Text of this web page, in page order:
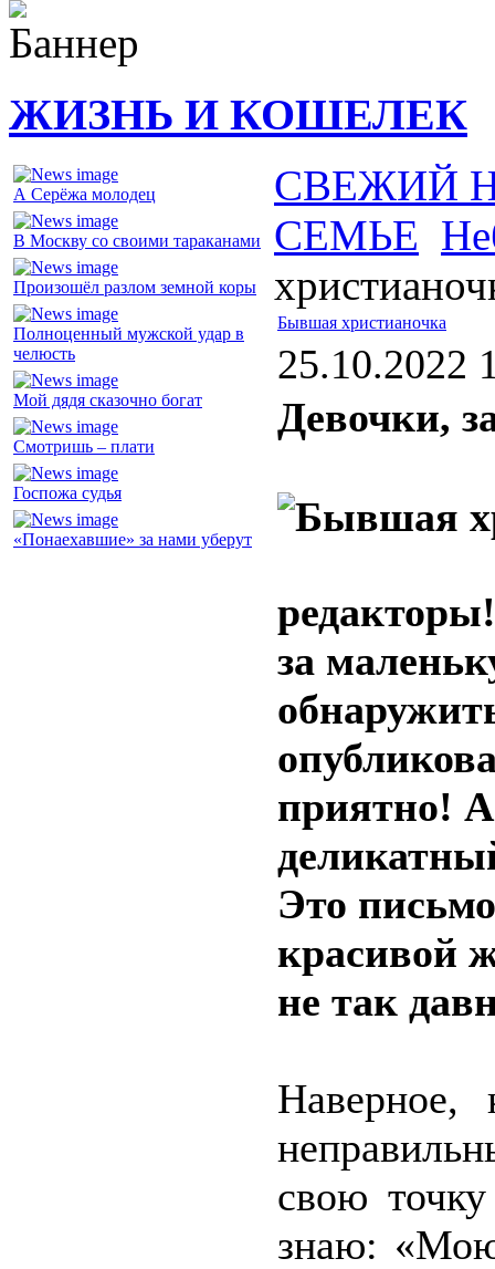
ЖИЗНЬ И КОШЕЛЕК
А Серёжа молодец
В Москву со своими тараканами
Произошёл разлом земной коры
Полноценный мужской удар в
челюсть
Мой дядя сказочно богат
Смотришь – плати
Госпожа судья
«Понаехавшие» за нами уберут
СВЕЖИЙ
СЕМЬЕ
Бывшая христианочка
25.10.2022
Девочки,
за
приятно! А
Это
красивой
не так
Наверное,
свою
знаю: